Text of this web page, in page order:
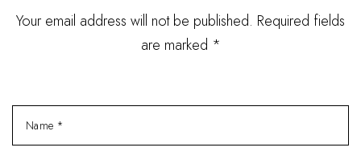
Your email address will not be published. Required fields
are marked *